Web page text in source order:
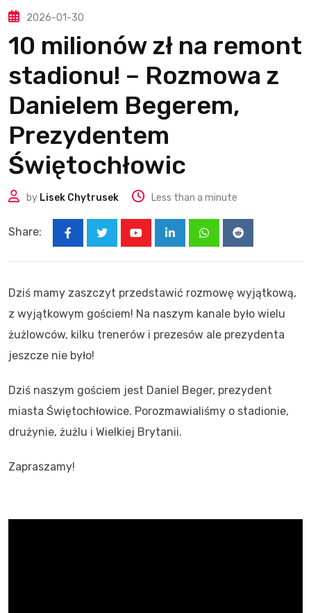
2026-01-30
10 milionów zł na remont
stadionu! – Rozmowa z
Danielem Begerem,
Prezydentem
Świętochłowic
by Lisek Chytrusek Less than a minute
Share:
LinkedInWhatsappReddit
Dziś mamy zaszczyt przedstawić rozmowę wyjątkową,
z wyjątkowym gościem! Na naszym kanale było wielu
żużlowców, kilku trenerów i prezesów ale prezydenta
jeszcze nie było!
Dziś naszym gościem jest Daniel Beger, prezydent
miasta Świętochłowice. Porozmawialiśmy o stadionie,
drużynie, żużlu i Wielkiej Brytanii.
Zapraszamy!